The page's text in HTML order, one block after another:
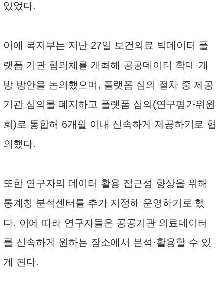
있었다.
이에 복지부는 지난 27일 보건의료 빅데이터 플
랫폼 기관 협의체를 개최해 공공데이터 확대·개
방 방안을 논의했으며, 플랫폼 심의 절차 중 제공
기관 심의를 폐지하고 플랫폼 심의(연구평가위원
회)로 통합해 6개월 이내 신속하게 제공하기로 협
의했다.
또한 연구자의 데이터 활용 접근성 향상을 위해
통계청 분석센터를 추가 지정해 운영하기로 했
다. 이에 따라 연구자들은 공공기관 의료데이터
를 신속하게 원하는 장소에서 분석·활용할 수 있
게 된다.